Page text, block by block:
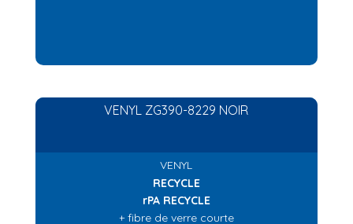
VENYL ZG390-8229 NOIR
VENYL
RECYCLE
rPA RECYCLE
+ fibre de verre courte